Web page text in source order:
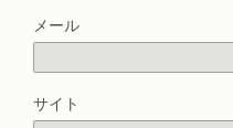
メール
サイト